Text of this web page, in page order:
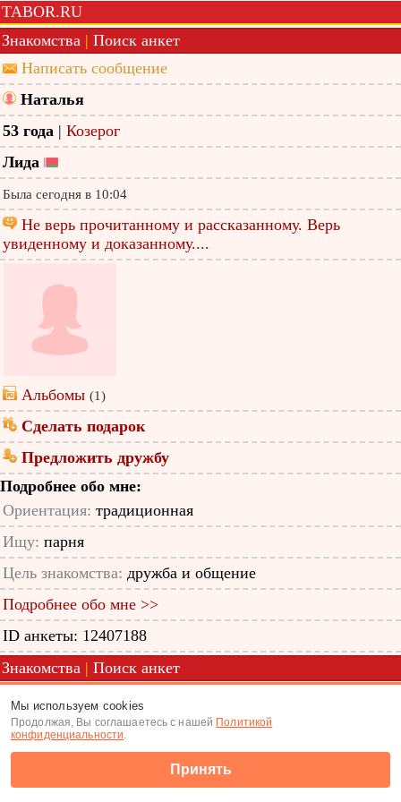
TABOR.RU
Знакомства | Поиск анкет
Написать сообщение
Наталья
53 года | Козерог
Лида
Была сегодня в 10:04
Не верь прочитанному и рассказанному. Верь
увиденному и доказанному....
Альбомы (1)
Сделать подарок
Предложить дружбу
Подробнее обо мне:
Ориентация: традиционная
Ищу: парня
Цель знакомства: дружба и общение
Подробнее обо мне >>
ID анкеты: 12407188
Знакомства | Поиск анкет
(c) Tabor.ru 2026
Мы используем cookies
Продолжая, Вы соглашаетесь с нашей Политикой
конфиденциальности.
Принять